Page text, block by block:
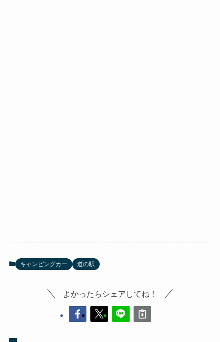
キャンピングカー 道の駅
よかったらシェアしてね！